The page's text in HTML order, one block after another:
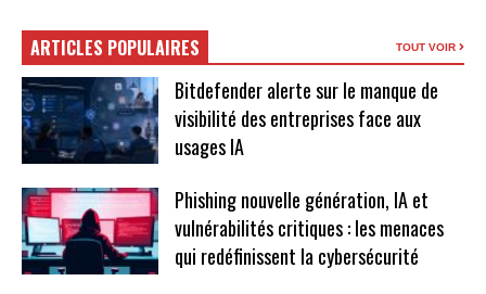
ARTICLES POPULAIRES TOUT VOIR
Bitdefender alerte sur le manque de
visibilité des entreprises face aux
usages IA
Phishing nouvelle génération, IA et
vulnérabilités critiques : les menaces
qui redéfinissent la cybersécurité